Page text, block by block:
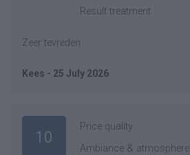
Result treatment
Zeer tevreden
Kees - 25 July 2026
10
Price quality
Ambiance & atmosphere